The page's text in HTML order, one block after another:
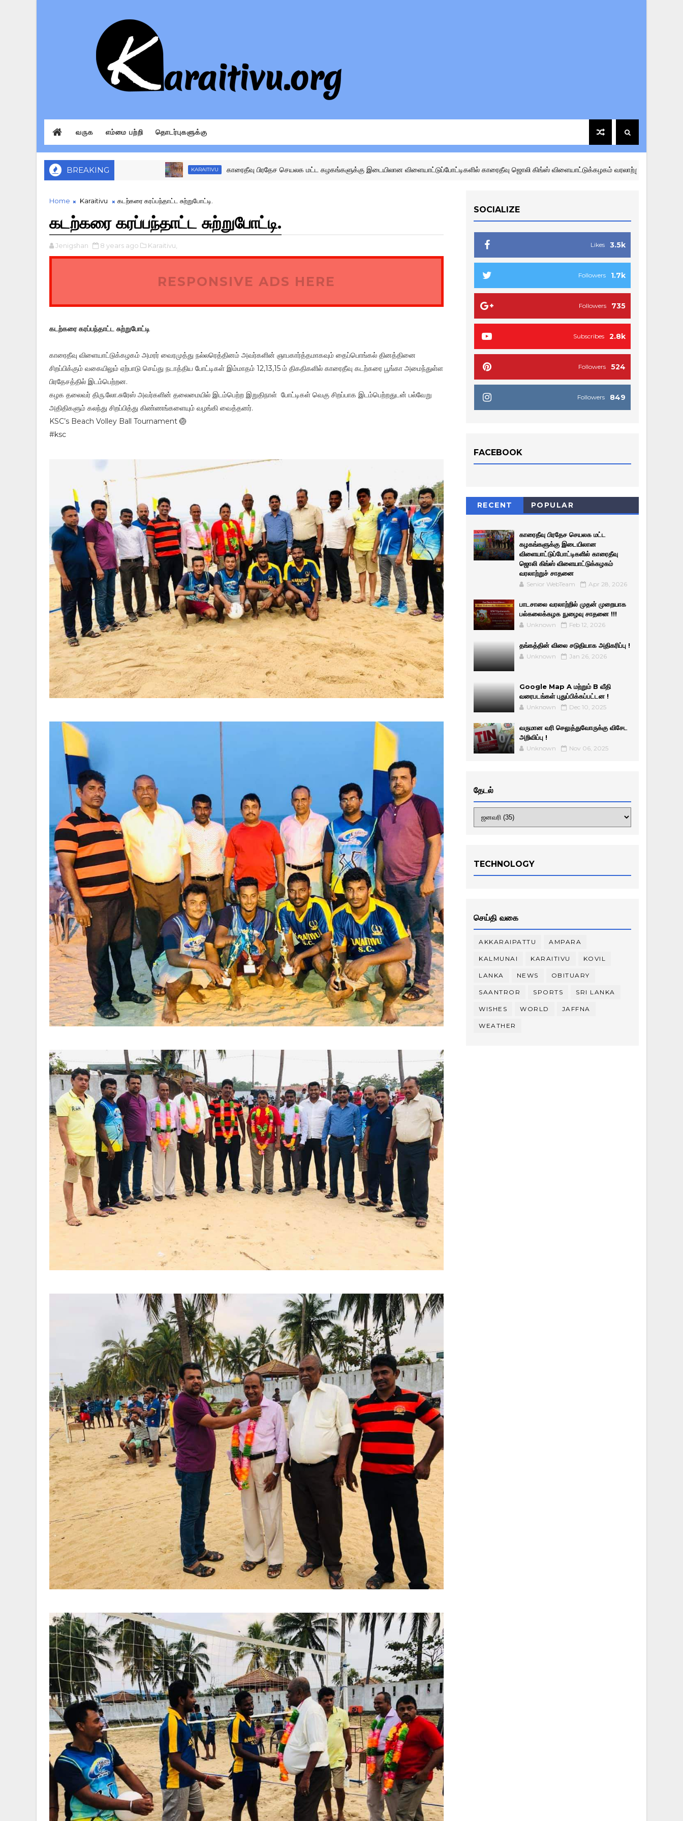
வருக எம்மை பற்றி தொடர்புகளுக்கு
BREAKING KARAITIVU காரைதீவு பிரதேச செயலக மட்ட கழகங்களுக்கு இடையிலான விளையாட்டுப்போட்டிகளில் காரைதீவு ஜொலி கிங்ஸ் விளையாட்டுக்கழகம் வரலாற்றுச் சாதனை
Home Karaitivu கடற்கரை கரப்பந்தாட்ட சுற்றுபோட்டி.
கடற்கரை கரப்பந்தாட்ட சுற்றுபோட்டி.
Jenigshan 8 years ago Karaitivu,
RESPONSIVE ADS HERE
கடற்கரை கரப்பந்தாட்ட சுற்றுபோட்டி
காரைதீவு விளையாட்டுக்கழகம் அமரர் வைரமுத்து நல்லரெத்தினம் அவர்களின் ஞாபகார்த்தமாகவும் தைப்பொங்கல் தினத்தினை
சிறப்பிக்கும் வகையிலும் ஏற்பாடு செய்து நடாத்திய போட்டிகள் இம்மாதம் 12,13,15 ம் திகதிகளில் காரைதீவு கடற்கரை பூங்கா அமைந்துள்ள
பிரதேசத்தில் இடம்பெற்றன.
கழக தலைவர் திரு.லோ.சுரேஸ் அவர்களின் தலைமையில் இடம்பெற்ற இறுதிநாள் போட்டிகள் வெகு சிறப்பாக இடம்பெற்றதுடன் பல்வேறு
அதிதிகளும் கலந்து சிறப்பித்து கிண்ணங்களையும் வழங்கி வைத்தனர்.
KSC’s Beach Volley Ball Tournament 🏐
#ksc
SOCIALIZE
3.5k
Likes
1.7k
Followers
735
Followers
2.8k
Subscribes
524
Followers
849
Followers
FACEBOOK
RECENT POPULAR
காரைதீவு பிரதேச செயலக மட்ட
கழகங்களுக்கு இடையிலான
விளையாட்டுப்போட்டிகளில் காரைதீவு
ஜொலி கிங்ஸ் விளையாட்டுக்கழகம்
வரலாற்றுச் சாதனை
Senior WebTeam Apr 28, 2026
பாடசாலை வரலாற்றில் முதன் முறையாக
பல்கலைக்கழக நுழைவு சாதனை !!!
Unknown Feb 12, 2026
தங்கத்தின் விலை சடுதியாக அதிகரிப்பு !
Unknown Jan 26, 2026
Google Map A மற்றும் B வீதி
வரைபடங்கள் புதுப்பிக்கப்பட்டன !
Unknown Dec 10, 2025
வருமான வரி செலுத்துவோருக்கு விசேட
அறிவிப்பு !
Unknown Nov 06, 2025
தேடல்
TECHNOLOGY
செய்தி வகை
AKKARAIPATTU AMPARA
KALMUNAI KARAITIVU KOVIL
LANKA NEWS OBITUARY
SAANTROR SPORTS SRI LANKA
WISHES WORLD JAFFNA
WEATHER